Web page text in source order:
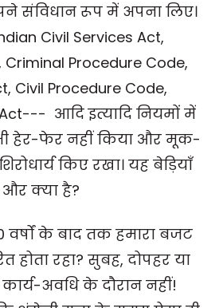
संविधान रूप में अपना लिए।
Civil Services Act,
Criminal Procedure Code,
Civil Procedure Code,
आदि इत्यादि नियमों में
हेर-फेर नहीं किया और मूक-
किए रखा। यह बेड़ियाँ
क्या है?
वर्षों के बाद तक हमारा बजट
होता रहा? सुबह, दोपहर या
अवधि के दौरान नहीं!